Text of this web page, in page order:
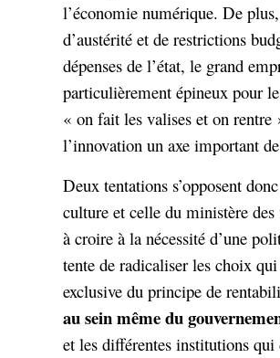
l’économie numérique. De
d’austérité et de restrictions
dépenses de l’état, le grand
particulièrement épineux pour
« on fait les valises et on rentre
l’innovation un axe important
Deux tentations s’opposent
culture et celle du ministère
à croire à la nécessité d’une
tente de radicaliser les choix
exclusive du principe de
au sein même du
et les différentes institutions